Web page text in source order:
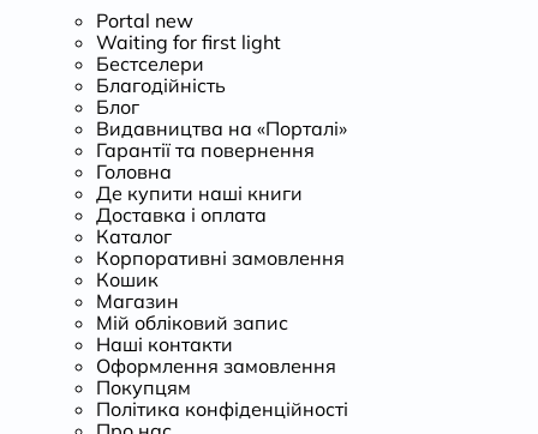
Portal new
Waiting for first light
Бестселери
Благодійність
Блог
Видавництва на «Порталі»
Гарантії та повернення
Головна
Де купити наші книги
Доставка і оплата
Каталог
Корпоративні замовлення
Кошик
Магазин
Мій обліковий запис
Наші контакти
Оформлення замовлення
Покупцям
Політика конфіденційності